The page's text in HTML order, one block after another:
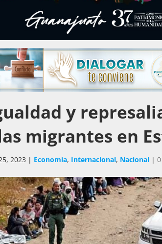
y
migrantes en
2023 | Economía, Internacional, Nacional |